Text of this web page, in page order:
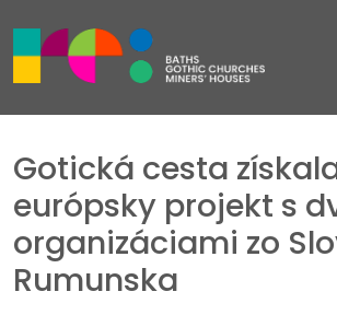
Gotická cesta
európsky projekt s
organizáciami zo
Rumunska